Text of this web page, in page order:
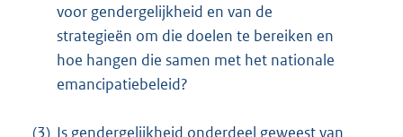
voor gendergelijkheid en van de
strategieën om die doelen te bereiken en
hoe hangen die samen met het nationale
emancipatiebeleid?
(3) Is gendergelijkheid onderdeel geweest van